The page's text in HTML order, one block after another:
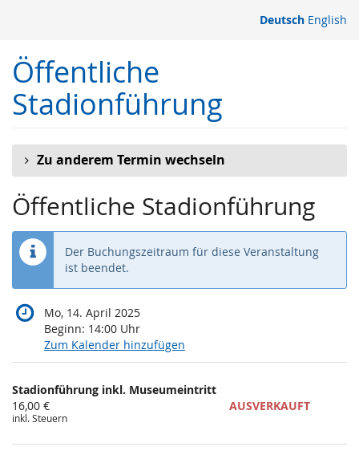
springen
Deutsch English
Öffentliche
Stadionführung
Zu anderem Termin wechseln
Öffentliche Stadionführung
Der Buchungszeitraum für diese Veranstaltung
ist beendet.
Mo, 14. April 2025
Beginn: 14:00 Uhr
Zum Kalender hinzufügen
Produkte
Unkategorisierte
Produkte
Stadionführung inkl. Museumeintritt
16,00 €
inkl. Steuern
AUSVERKAUFT